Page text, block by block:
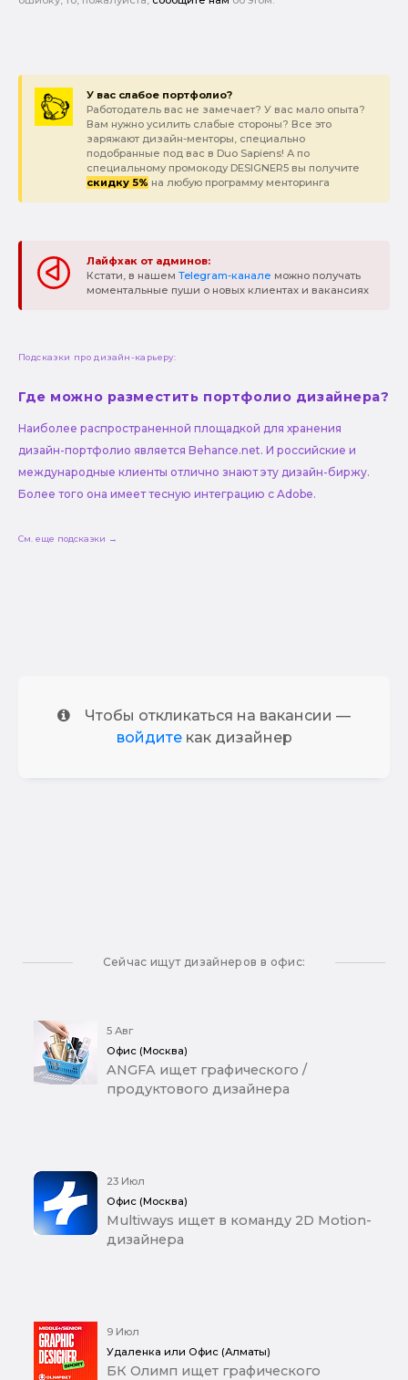
У вас слабое портфолио?
Работодатель вас не замечает? У вас мало опыта?
Вам нужно усилить слабые стороны? Все это
заряжают дизайн-менторы, специально
подобранные под вас в Duo Sapiens! А по
специальному промокоду DESIGNER5 вы получите
скидку 5% на любую программу менторинга
Лайфхак от админов:
Кстати, в нашем Telegram-канале можно получать
моментальные пуши о новых клиентах и вакансиях
Подсказки про дизайн-карьеру:
Где можно разместить портфолио дизайнера?
Наиболее распространенной площадкой для хранения
дизайн-портфолио является Behance.net. И российские и
международные клиенты отлично знают эту дизайн-биржу.
Более того она имеет тесную интеграцию с Adobe.
См. еще подсказки →
Чтобы откликаться на вакансии —
войдитекак дизайнер
Сейчас ищут дизайнеров в офис:
5 Авг
Офис (Москва)
ANGFA ищет графического /
продуктового дизайнера
23 Июл
Офис (Москва)
Multiways ищет в команду 2D Motion-
дизайнера
9 Июл
Удаленка или Офис (Алматы)
БК Олимп ищет графического